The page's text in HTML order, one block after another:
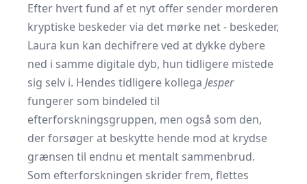
Efter hvert fund af et nyt offer sender morderen
kryptiske beskeder via det mørke net - beskeder,
Laura kun kan dechifrere ved at dykke dybere
ned i samme digitale dyb, hun tidligere mistede
sig selv i. Hendes tidligere kollega Jesper
fungerer som bindeled til
efterforskningsgruppen, men også som den,
der forsøger at beskytte hende mod at krydse
grænsen til endnu et mentalt sammenbrud.
Som efterforskningen skrider frem, flettes